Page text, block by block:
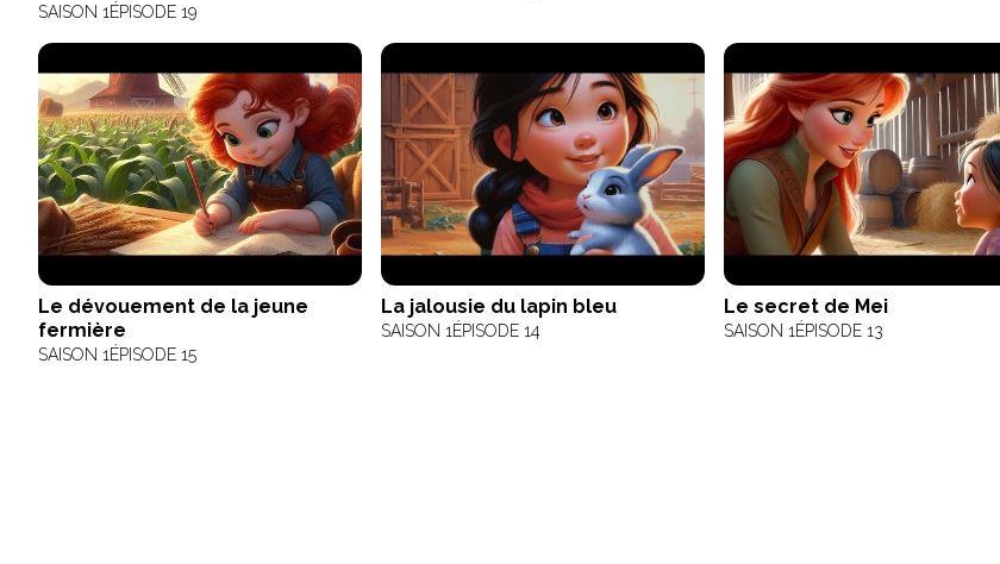
SAISON 1ÉPISODE 19
Le dévouement de la jeune
fermière
SAISON 1ÉPISODE 15
La jalousie du lapin bleu
SAISON 1ÉPISODE 14
Le secret de Mei
SAISON 1ÉPISODE 13